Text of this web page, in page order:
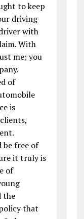
to keep
driving
with
With
me; you
of
is
be free of
it truly is
of
the
that